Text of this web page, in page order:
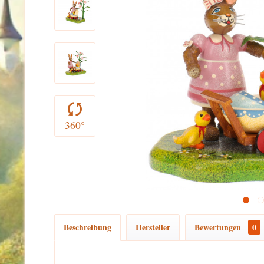
360°
Beschreibung Hersteller Bewertungen 0